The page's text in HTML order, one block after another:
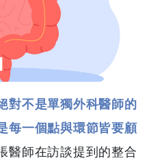
對不是單獨外科醫師的
每一個點與環節皆要顧
醫師在訪談提到的整合